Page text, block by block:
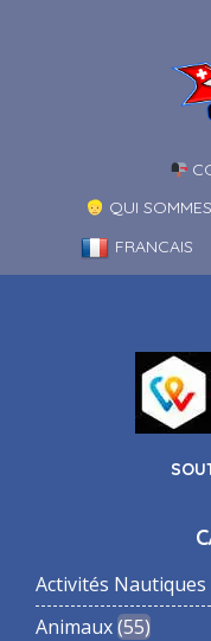
QUI
FRANCAIS
Activités Nautiques
Animaux 55